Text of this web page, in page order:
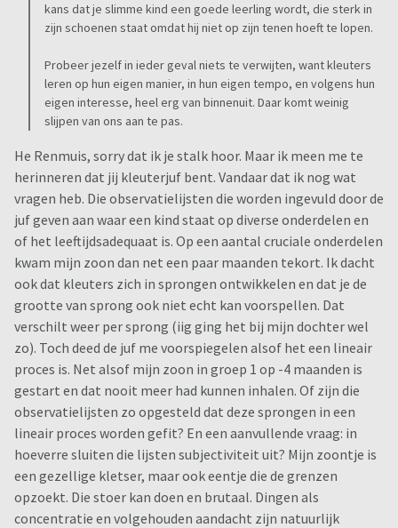
kans dat je slimme kind een goede leerling wordt, die sterk in
zijn schoenen staat omdat hij niet op zijn tenen hoeft te lopen.
Probeer jezelf in ieder geval niets te verwijten, want kleuters
leren op hun eigen manier, in hun eigen tempo, en volgens hun
eigen interesse, heel erg van binnenuit. Daar komt weinig
slijpen van ons aan te pas.
He Renmuis, sorry dat ik je stalk hoor. Maar ik meen me te
herinneren dat jij kleuterjuf bent. Vandaar dat ik nog wat
vragen heb. Die observatielijsten die worden ingevuld door de
juf geven aan waar een kind staat op diverse onderdelen en
of het leeftijdsadequaat is. Op een aantal cruciale onderdelen
kwam mijn zoon dan net een paar maanden tekort. Ik dacht
ook dat kleuters zich in sprongen ontwikkelen en dat je de
grootte van sprong ook niet echt kan voorspellen. Dat
verschilt weer per sprong (iig ging het bij mijn dochter wel
zo). Toch deed de juf me voorspiegelen alsof het een lineair
proces is. Net alsof mijn zoon in groep 1 op -4 maanden is
gestart en dat nooit meer had kunnen inhalen. Of zijn die
observatielijsten zo opgesteld dat deze sprongen in een
lineair proces worden gefit? En een aanvullende vraag: in
hoeverre sluiten die lijsten subjectiviteit uit? Mijn zoontje is
een gezellige kletser, maar ook eentje die de grenzen
opzoekt. Die stoer kan doen en brutaal. Dingen als
concentratie en volgehouden aandacht zijn natuurlijk